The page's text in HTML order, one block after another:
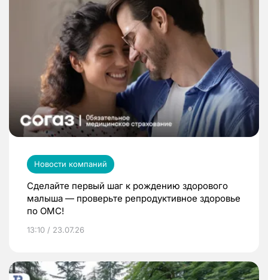
Новости компаний
Сделайте первый шаг к рождению здорового
малыша — проверьте репродуктивное здоровье
по ОМС!
13:10 / 23.07.26